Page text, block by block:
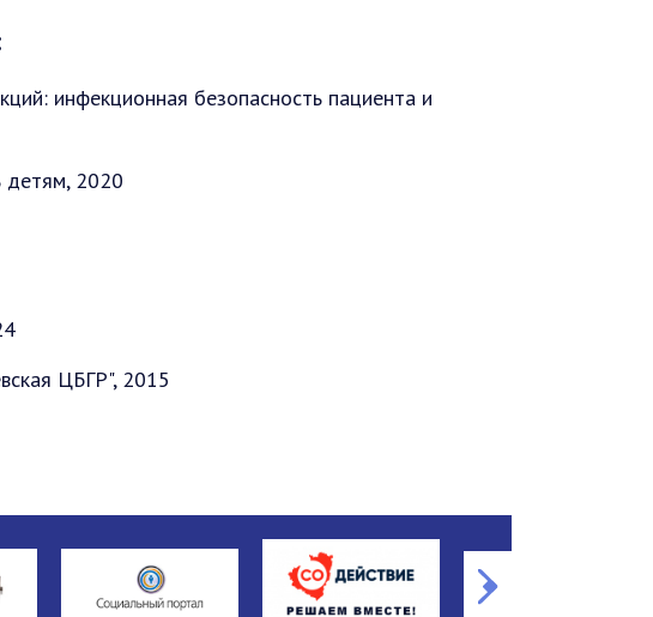
инфекционная безопасность пациента и
детям, 2020
ЦБГР", 2015